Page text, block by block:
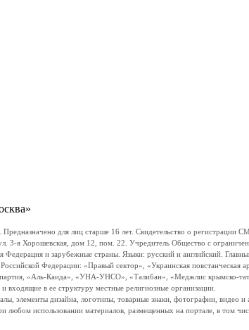
для лиц старше 16 лет. Свидетельство о
3-я Хорошевская, дом 12, пом. 22. Учредитель Общество с
Федерация и зарубежные страны. Языки: русский и английский.
Российской Федерации: «Правый сектор», «Украинская
«Аль-Каида», «УНА-УНСО», «Талибан», «Меджлис крымско-
входящие в ее структуру местные религиозные организации.
элементы дизайна, логотипы, товарные знаки, фотографии,
использовании материалов, размещенных на портале, в том